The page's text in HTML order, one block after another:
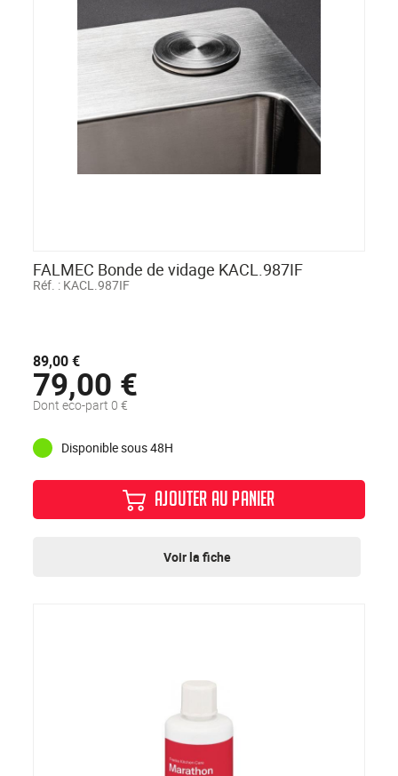
FALMEC Bonde de vidage KACL.987IF
Réf. : KACL.987IF
89,00 €
79,00 €
Dont eco-part 0 €
Disponible sous 48H
AJOUTER AU PANIER
Voir la fiche